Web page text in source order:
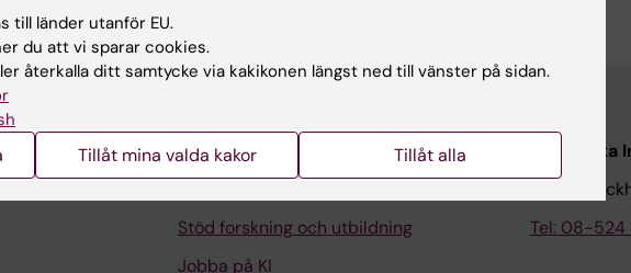
Kontakta och besök KI
Stöd forskning och utbildning
Jobba på KI
171 77
Tel: 08-
till länder utanför EU.
du att vi sparar cookies.
återkalla ditt samtycke via kakikonen längst ned till vänster på sidan.
Tillåt mina valda kakor Tillåt alla